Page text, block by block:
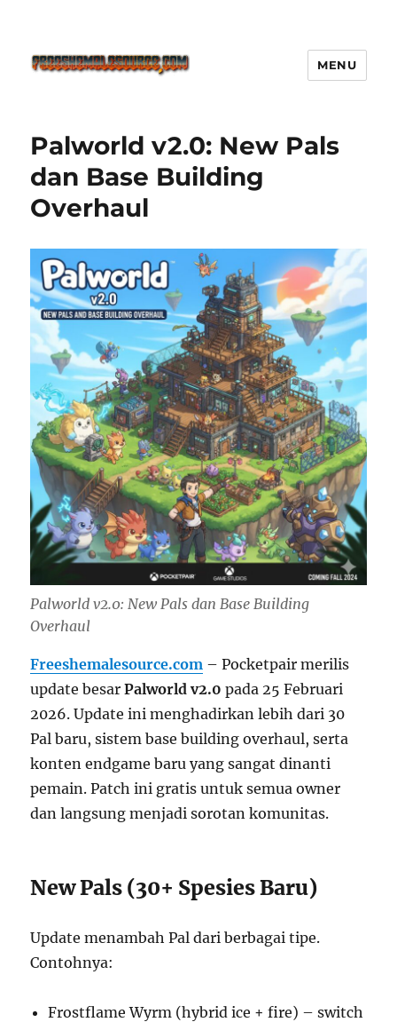
Defense Main Game Ini Pasti
Ketagihan!
MENU
Palworld v2.0: New Pals
dan Base Building
Overhaul
Palworld v2.0: New Pals dan Base Building
Overhaul
Freeshemalesource.com – Pocketpair merilis
update besarPalworld v2.0 pada 25 Februari
2026. Update ini menghadirkan lebih dari 30
Pal baru, sistem base building overhaul, serta
konten endgame baru yang sangat dinanti
pemain. Patch ini gratis untuk semua owner
dan langsung menjadi sorotan komunitas.
New Pals (30+ Spesies Baru)
Update menambah Pal dari berbagai tipe.
Contohnya:
Frostflame Wyrm (hybrid ice + fire) – switch